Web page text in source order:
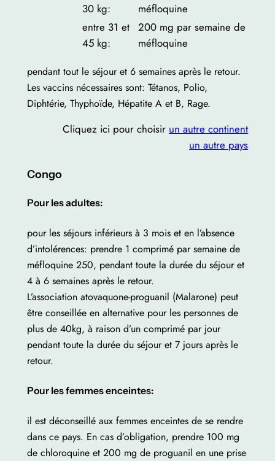
30 kg:
méfloquine
entre 31 et
45 kg:
200 mg par semaine de
méfloquine
pendant tout le séjour et 6 semaines après le retour.
Les vaccins nécessaires sont: Tétanos, Polio,
Diphtérie, Thyphoïde, Hépatite A et B, Rage.
Cliquez ici pour choisir un autre continent
un autre pays
Congo
Pour les adultes:
pour les séjours inférieurs à 3 mois et en l’absence
d’intolérences: prendre 1 comprimé par semaine de
méfloquine 250, pendant toute la durée du séjour et
4 à 6 semaines après le retour.
L’association atovaquone-proguanil (Malarone) peut
être conseillée en alternative pour les personnes de
plus de 40kg, à raison d’un comprimé par jour
pendant toute la durée du séjour et 7 jours après le
retour.
Pour les femmes enceintes:
il est déconseillé aux femmes enceintes de se rendre
dans ce pays. En cas d’obligation, prendre 100 mg
de chloroquine et 200 mg de proguanil en une prise